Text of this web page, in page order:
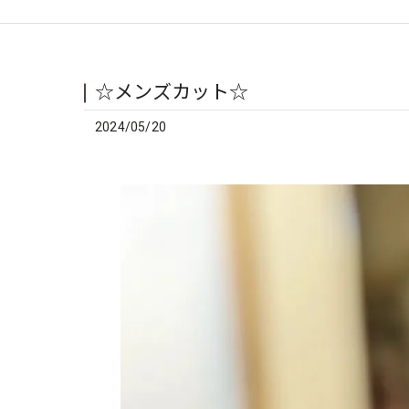
☆メンズカット☆
2024/05/20